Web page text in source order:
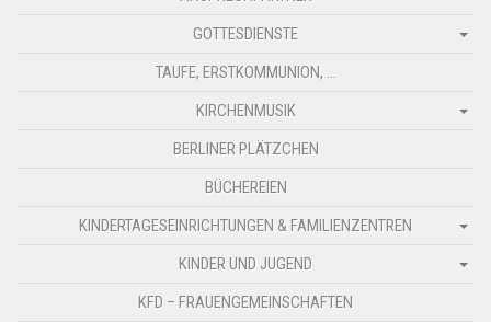
GOTTESDIENSTE
TAUFE, ERSTKOMMUNION, …
KIRCHENMUSIK
BERLINER PLÄTZCHEN
BÜCHEREIEN
KINDERTAGESEINRICHTUNGEN & FAMILIENZENTREN
KINDER UND JUGEND
KFD – FRAUENGEMEINSCHAFTEN